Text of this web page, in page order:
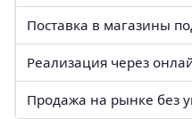
Поставка в магазины
Реализация через
Продажа на рынке без